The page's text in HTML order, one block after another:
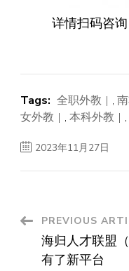
详情扫码咨询
Tags: 全职外教 ,
女外教
, 本科外教 ,
2023年11月27日
Post
Navigation
PREVIOUS
海归人才联盟
有了新平台